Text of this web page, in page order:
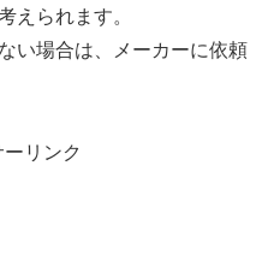
えられます。
い場合は、メーカーに依頼
リンク